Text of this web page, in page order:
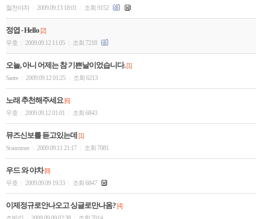
철천야차
2009.09.13 18:01 조회 9152
정엽 - Hello[2]
우호
2009.09.12 11:05 조회 7218
오늘, 아니 어제는 참 기쁜날이었습니다.[1]
Sartre
2009.09.12 01:25 조회 6213
노래 추천해주세요[6]
우호
2009.09.12 01:01 조회 6843
뮤즈신보를 듣고있는데 [1]
St.summer
2009.09.11 21:17 조회 7081
우드 와 야차[8]
우호
2009.09.09 19:33 조회 6847
이제정규로안나오고 싱글로만나옴?[4]